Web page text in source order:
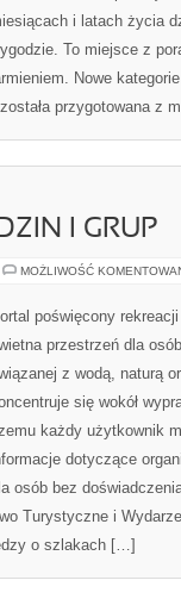
i latach życia
To miejsce z
Nowe
przygotowana z
I GRUP
MOŻLIWOŚĆ
poświęcony
przestrzeń dla
z wodą, naturą
się wokół
każdy użytkownik
dotyczące
osób bez
Turystyczne i
o szlakach […]